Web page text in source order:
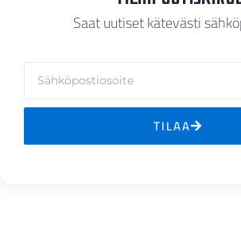
Saat uutiset kätevästi
TILAA